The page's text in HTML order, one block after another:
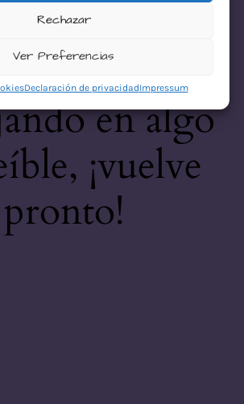
Rechazar
Ver Preferencias
Declaración de privacidadImpressum
este
Estamos
en algo
¡vuelve
pronto!